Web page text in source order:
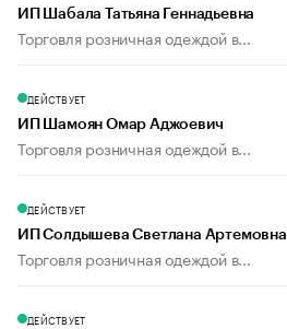
ИП Шабала Татьяна Геннадьевна
Торговля розничная одеждой в...
ДЕЙСТВУЕТ
ИП Шамоян Омар Аджоевич
Торговля розничная одеждой в...
ДЕЙСТВУЕТ
ИП Солдышева Светлана Артемовна
Торговля розничная одеждой в...
ДЕЙСТВУЕТ